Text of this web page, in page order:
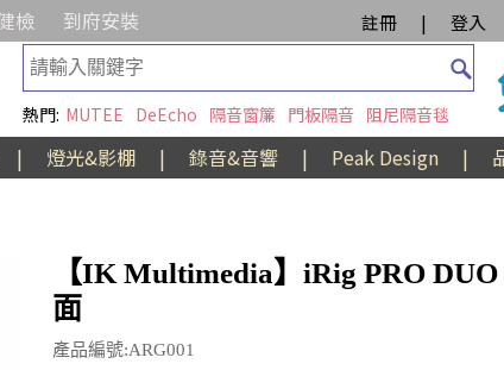
檢 到府安裝 註冊 | 登入
熱門: MUTEE DeEcho 隔音窗簾 門板隔音 阻尼隔音毯
| 燈光&影棚 | 錄音&音響 | Peak Design |
【IK Multimedia】iRig PRO
面
產品編號:ARG001